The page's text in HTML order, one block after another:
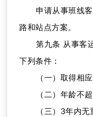
申请从事班线
路和站点方案。
第九条 从事客
下列条件：
（一）取得相
（二）年龄不
（三）3年内